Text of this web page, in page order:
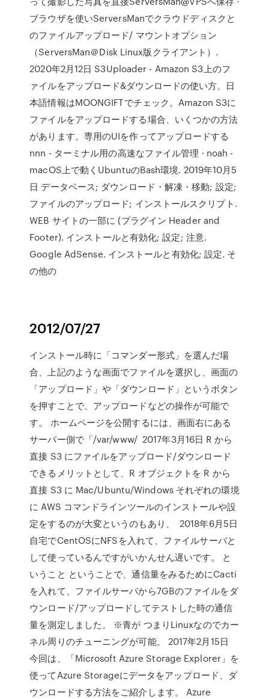
ブラウザを使いServersManでクラウドディスクと
のファイルアップロード/ マウントオプション
（ServersMan＠Disk Linux版クライアント）.
2020年2月12日 S3Uploader - Amazon S3上のフ
ァイルをアップロード&ダウンロードの使い方、日
本語情報はMOONGIFTでチェック。Amazon S3に
ファイルをアップロードする場合、いくつかの方法
があります。専用のUIを作ってアップロードする
nnn - ターミナル用の高速なファイル管理 · noah -
macOS上で動くUbuntuのBash環境. 2019年10月5
日 データベース; ダウンロード・解凍・移動; 設定;
ファイルのアップロード; インストールスクリプト.
WEB サイトの一部に (プラグイン Header and
Footer). インストールと有効化; 設定; 注意.
Google AdSense. インストールと有効化; 設定. そ
の他の
2012/07/27
インストール時に「コマンダー形式」を選んだ場
合、上記のような画面でファイルを選択し、画面の
「アップロード」や「ダウンロード」というボタン
を押すことで、アップロードなどの操作が可能で
す。 ホームページを公開するには、画面右にある
サーバー側で「/var/www/ 2017年3月16日 R から
直接 S3 にファイルをアップロード/ダウンロード
できるメリットとして、R オブジェクトを R から
直接 S3 に Mac/Ubuntu/Windows それぞれの環境
に AWS コマンドラインツールのインストールや設
定をするのが大変というのもあり、 2018年6月5日
自宅でCentOSにNFSを入れて、ファイルサーバと
して使っているんですがいかんせん遅いです。 と
いうこと ということで、通信量をみるためにCacti
を入れて、ファイルサーバから7GBのファイルをダ
ウンロード/アップロードしてテストした時の通信
量を測定しました。 ※青が つまりLinuxなのでカー
ネル周りのチューニングが可能。 2017年2月15日
今回は、「Microsoft Azure Storage Explorer」を
使ってAzure Storageにデータをアップロード、ダ
ウンロードする方法をご紹介します。 Azure